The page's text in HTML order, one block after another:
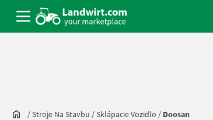
/Stroje Na Stavbu /Sklápacie Vozidlo / Doosan